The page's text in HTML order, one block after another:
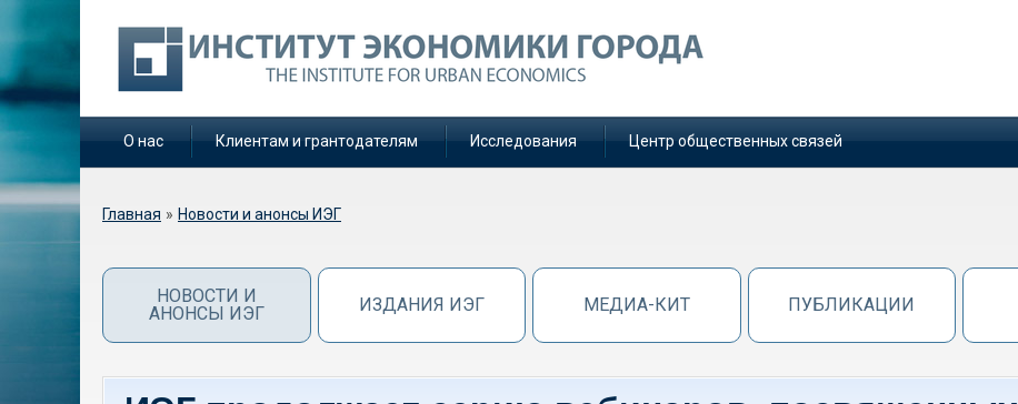
О нас Клиентам и грантодателям Исследования Центр общественных связей
Вы здесь
Главная » Новости и анонсы ИЭГ
НОВОСТИ И
АНОНСЫ ИЭГ
ИЗДАНИЯ ИЭГ МЕДИА-КИТ ПУБЛИКАЦИИ